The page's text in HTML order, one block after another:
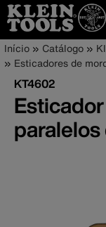
Pular
para
conteúdo
principal
principal
Trilha
de
Início Catálogo
Esticadores de
KT4602